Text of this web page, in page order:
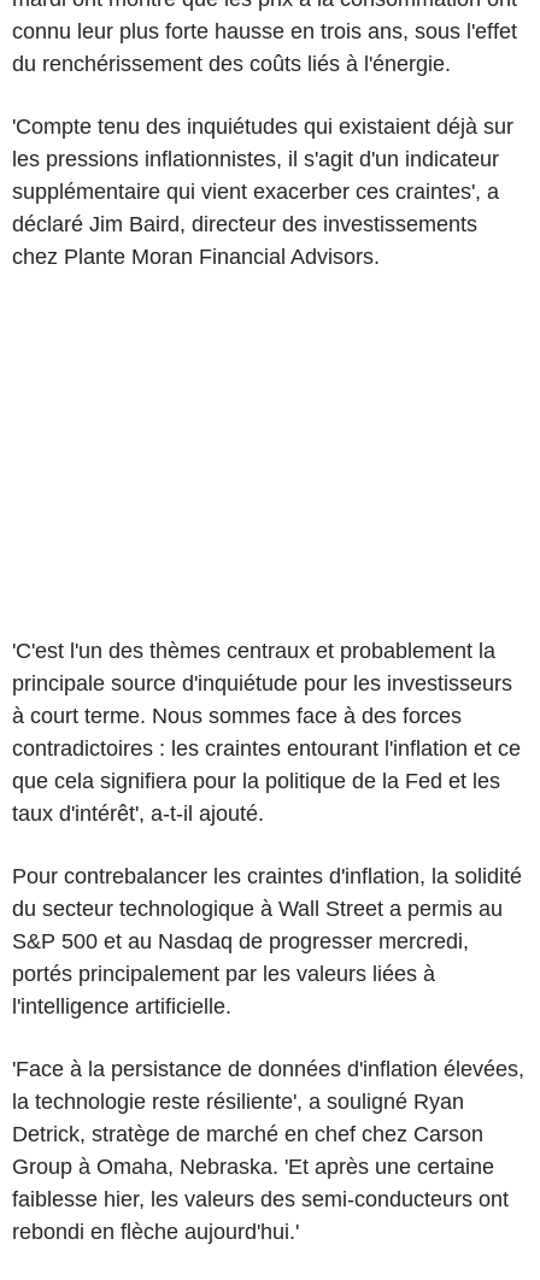
connu leur plus forte hausse en trois ans, sous l'effet
du renchérissement des coûts liés à l'énergie.
'Compte tenu des inquiétudes qui existaient déjà sur
les pressions inflationnistes, il s'agit d'un indicateur
supplémentaire qui vient exacerber ces craintes', a
déclaré Jim Baird, directeur des investissements
chez Plante Moran Financial Advisors.
'C'est l'un des thèmes centraux et probablement la
principale source d'inquiétude pour les investisseurs
à court terme. Nous sommes face à des forces
contradictoires : les craintes entourant l'inflation et ce
que cela signifiera pour la politique de la Fed et les
taux d'intérêt', a-t-il ajouté.
Pour contrebalancer les craintes d'inflation, la solidité
du secteur technologique à Wall Street a permis au
S&P 500 et au Nasdaq de progresser mercredi,
portés principalement par les valeurs liées à
l'intelligence artificielle.
'Face à la persistance de données d'inflation élevées,
la technologie reste résiliente', a souligné Ryan
Detrick, stratège de marché en chef chez Carson
Group à Omaha, Nebraska. 'Et après une certaine
faiblesse hier, les valeurs des semi-conducteurs ont
rebondi en flèche aujourd'hui.'